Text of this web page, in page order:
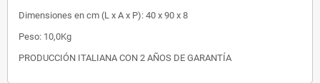
Dimensiones en cm (L x A x P): 40 x 90 x 8
Peso: 10,0Kg
PRODUCCIÓN ITALIANA CON 2 AÑOS DE GARANTÍA